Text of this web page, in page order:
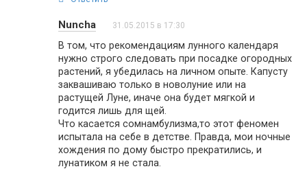
Nuncha 31.05.2015 в 17:30
В том, что рекомендациям лунного календаря
нужно строго следовать при посадке огородных
растений, я убедилась на личном опыте. Капусту
заквашиваю только в новолуние или на
растущей Луне, иначе она будет мягкой и
годится лишь для щей.
Что касается сомнамбулизма,то этот феномен
испытала на себе в детстве. Правда, мои ночные
хождения по дому быстро прекратились, и
лунатиком я не стала.